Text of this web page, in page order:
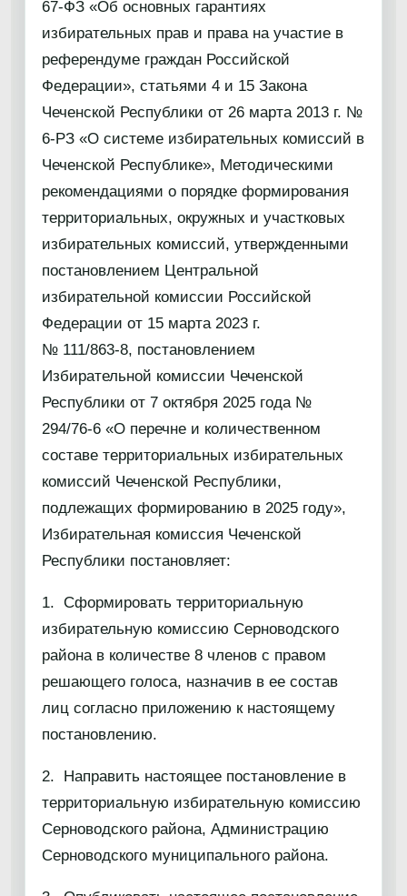
67-ФЗ «Об основных гарантиях
избирательных прав и права на участие в
референдуме граждан Российской
Федерации», статьями 4 и 15 Закона
Чеченской Республики от 26 марта 2013 г. №
6-РЗ «О системе избирательных комиссий в
Чеченской Республике», Методическими
рекомендациями о порядке формирования
территориальных, окружных и участковых
избирательных комиссий, утвержденными
постановлением Центральной
избирательной комиссии Российской
Федерации от 15 марта 2023 г.
№ 111/863-8, постановлением
Избирательной комиссии Чеченской
Республики от 7 октября 2025 года №
294/76-6 «О перечне и количественном
составе территориальных избирательных
комиссий Чеченской Республики,
подлежащих формированию в 2025 году»,
Избирательная комиссия Чеченской
Республики постановляет:
1. Сформировать территориальную
избирательную комиссию Серноводского
района в количестве 8 членов с правом
решающего голоса, назначив в ее состав
лиц согласно приложению к настоящему
постановлению.
2. Направить настоящее постановление в
территориальную избирательную комиссию
Серноводского района, Администрацию
Серноводского муниципального района.